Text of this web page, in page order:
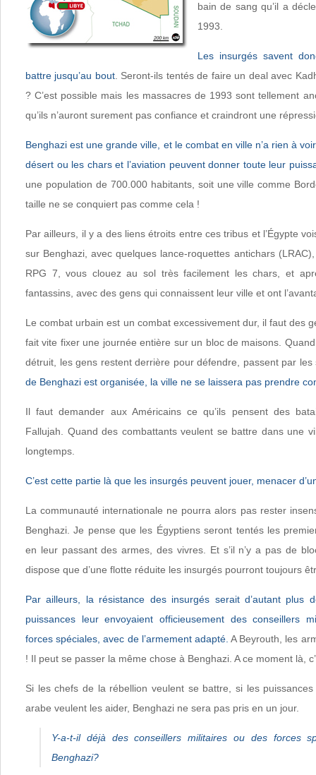
bain de sang qu’il a
1993.
Les insurgés savent
battre jusqu’au bout. Seront-ils tentés de faire un deal avec
? C’est possible mais les massacres de 1993 sont tellement
qu’ils n’auront surement pas confiance et craindront une
Benghazi est une grande ville, et le combat en ville n’a rien à
désert ou les chars et l’aviation peuvent donner toute leur
une population de 700.000 habitants, soit une ville comme
taille ne se conquiert pas comme cela !
Par ailleurs, il y a des liens étroits entre ces tribus et l’Égypte
sur Benghazi, avec quelques lance-roquettes antichars
RPG 7, vous clouez au sol très facilement les chars, et
fantassins, avec des gens qui connaissent leur ville et ont
Le combat urbain est un combat excessivement dur, il faut des
fait vite fixer une journée entière sur un bloc de maisons.
détruit, les gens restent derrière pour défendre, passent par
de Benghazi est organisée, la ville ne se laissera pas prendre
Il faut demander aux Américains ce qu’ils pensent des
Fallujah. Quand des combattants veulent se battre dans une
longtemps.
C’est cette partie là que les insurgés peuvent jouer, menacer
La communauté internationale ne pourra alors pas rester
Benghazi. Je pense que les Égyptiens seront tentés les
en leur passant des armes, des vivres. Et s’il n’y a pas de
dispose que d’une flotte réduite les insurgés pourront toujours
Par ailleurs, la résistance des insurgés serait d’autant plus
puissances leur envoyaient officieusement des conseillers
forces spéciales, avec de l’armement adapté. A Beyrouth, les
! Il peut se passer la même chose à Benghazi. A ce moment là,
Si les chefs de la rébellion veulent se battre, si les
arabe veulent les aider, Benghazi ne sera pas pris en un jour.
Y-a-t-il déjà des conseillers militaires ou des forces
Benghazi?